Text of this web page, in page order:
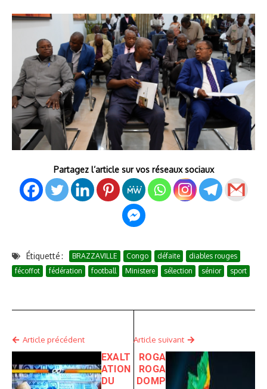
Partagez l’article sur vos réseaux sociaux
Étiquetté : BRAZZAVILLE Congo défaite
diables rouges
fécoffot
fédération football Ministere sélection sénior sport
Article précédent
EXALT
ATION
DU
Article suivant
ROGA
ROGA
DOMP